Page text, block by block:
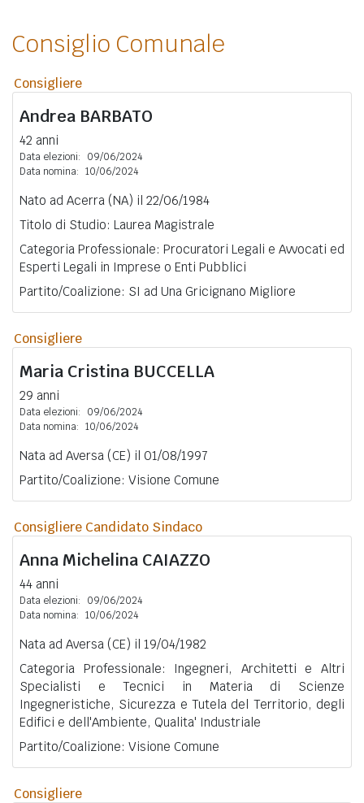
Consiglio Comunale
Consigliere
Andrea BARBATO
42 anni
Data elezioni:
09/06/2024
Data nomina: 10/06/2024
Nato ad Acerra (NA) il 22/06/1984
Titolo di Studio: Laurea Magistrale
Categoria Professionale: Procuratori Legali e Avvocati ed
Esperti Legali in Imprese o Enti Pubblici
Partito/Coalizione: SI ad Una Gricignano Migliore
Consigliere
Maria Cristina BUCCELLA
29 anni
Data elezioni:
09/06/2024
Data nomina: 10/06/2024
Nata ad Aversa (CE) il 01/08/1997
Partito/Coalizione: Visione Comune
Consigliere Candidato Sindaco
Anna Michelina CAIAZZO
44 anni
Data elezioni:
09/06/2024
Data nomina: 10/06/2024
Nata ad Aversa (CE) il 19/04/1982
Categoria Professionale: Ingegneri, Architetti e Altri
Specialisti e Tecnici in Materia di Scienze
Ingegneristiche, Sicurezza e Tutela del Territorio, degli
Edifici e dell'Ambiente, Qualita' Industriale
Partito/Coalizione: Visione Comune
Consigliere